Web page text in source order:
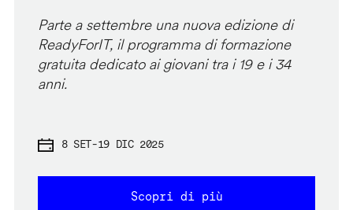
Parte a settembre una nuova edizione di
ReadyForIT, il programma di formazione
gratuita dedicato ai giovani tra i 19 e i 34
anni.
8 SET-19 DIC 2025
Scopri di più